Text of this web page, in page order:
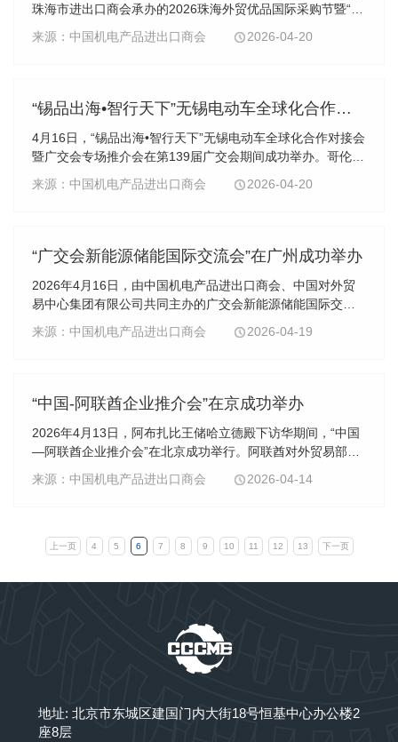
珠海市进出口商会承办的2026珠海外贸优品国际采购节暨“广
货行天下”——“一带一路”及拉美专场在广州成功举办。中国
机电产品进出口商会副会长石永红、珠海...
来源：中国机电产品进出口商会 2026-04-20
“锡品出海•智行天下”无锡电动车全球化合作对接会在广州成功举办
4月16日，“锡品出海•智行天下”无锡电动车全球化合作对接会
暨广交会专场推介会在第139届广交会期间成功举办。哥伦比
亚驻广州总领事馆总领事安雅，巴西驻广州总领事馆副总领
事安瑞科，中国机电商会会长刘春、江苏省...
来源：中国机电产品进出口商会 2026-04-20
“广交会新能源储能国际交流会”在广州成功举办
2026年4月16日，由中国机电产品进出口商会、中国对外贸
易中心集团有限公司共同主办的广交会新能源储能国际交流
会，在广州广交会堂圆满举办。本次活动作为第139届广交会
重磅配套行业交流活动，汇聚国内外新能源储能领...
来源：中国机电产品进出口商会 2026-04-19
“中国-阿联酋企业推介会”在京成功举办
2026年4月13日，阿布扎比王储哈立德殿下访华期间，“中国
—阿联酋企业推介会”在北京成功举行。阿联酋对外贸易部部
长宰尤迪、中国商务部部长助理张力出席并发表主旨演讲，
两国有关部门、经贸促进机构和大量企业代表...
来源：中国机电产品进出口商会 2026-04-14
上一页 4 5 6 7 8 9 10 11 12 13 下一页
地址: 北京市东城区建国门内大街18号恒基中心办公楼2
座8层